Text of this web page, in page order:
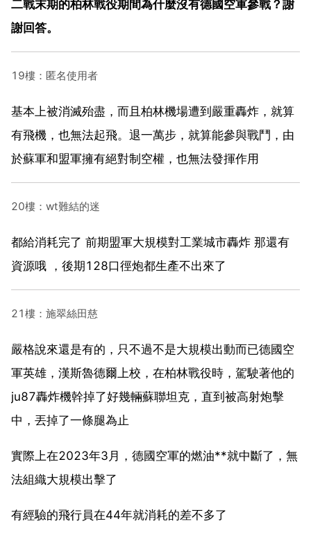
二戰末期的柏林戰役期間為什麼沒有德國空軍參戰？謝
謝回答。
19樓：匿名使用者
基本上被消滅殆盡，而且柏林機場遭到嚴重轟炸，就算
有飛機，也無法起飛。退一萬步，就算能參與戰鬥，由
於蘇軍和盟軍擁有絕對制空權，也無法發揮作用
20樓：wt難結的迷
都給消耗完了 前期盟軍大規模對工業城市轟炸 那還有
資源哦 ，後期128口徑炮都生產不出來了
21樓：施翠絲田慈
嚴格說來還是有的，只不過不是大規模出動而已德國空
軍英雄，漢斯魯德爾上校，在柏林戰役時，駕駛著他的
ju87轟炸機幹掉了好幾輛蘇聯坦克，直到被高射炮擊
中，丟掉了一條腿為止
實際上在2023年3月，德國空軍的燃油**就中斷了，無
法組織大規模出擊了
有經驗的飛行員在44年就消耗的差不多了